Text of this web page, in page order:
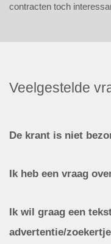
contracten toch
Veelgestelde
De krant is niet
Ik heb een vraag
Ik wil graag een
advertentie/